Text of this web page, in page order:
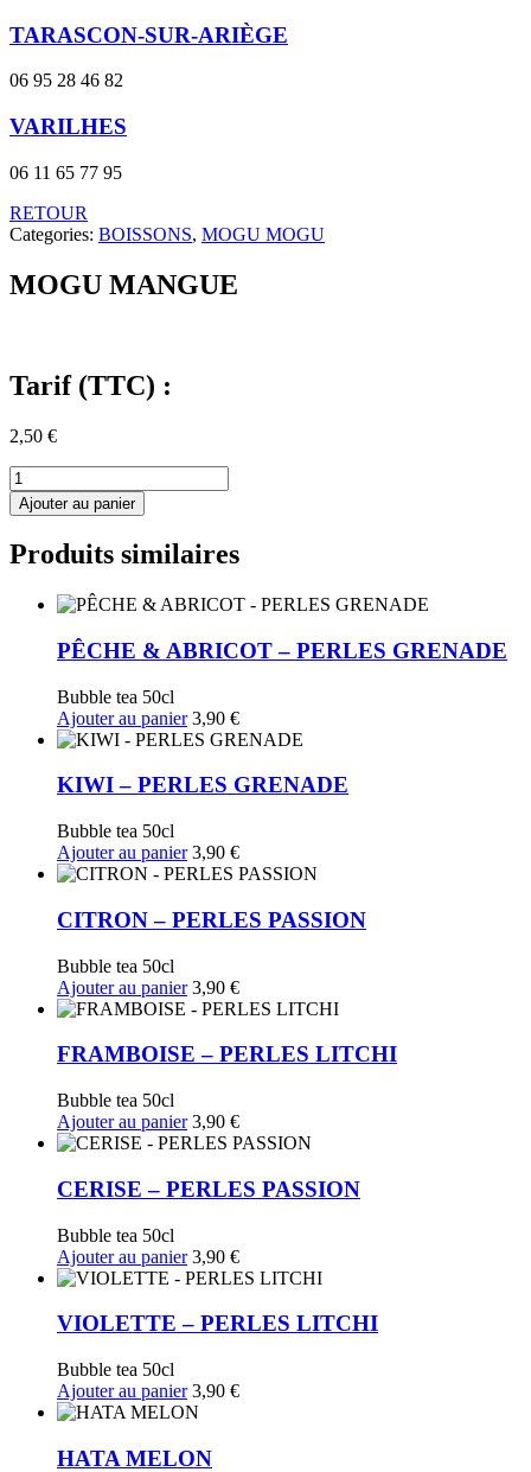
TARASCON-SUR-ARIÈGE
06 95 28 46 82
VARILHES
06 11 65 77 95
RETOUR
Categories: BOISSONS, MOGU MOGU
MOGU MANGUE
Tarif (TTC) :
2,50 €
quantité
de
MOGU
MANGUE
Ajouter au panier
Produits similaires
PÊCHE & ABRICOT – PERLES GRENADE
Bubble tea 50cl
Ajouter au panier 3,90 €
KIWI – PERLES GRENADE
Bubble tea 50cl
Ajouter au panier 3,90 €
CITRON – PERLES PASSION
Bubble tea 50cl
Ajouter au panier 3,90 €
FRAMBOISE – PERLES LITCHI
Bubble tea 50cl
Ajouter au panier 3,90 €
CERISE – PERLES PASSION
Bubble tea 50cl
Ajouter au panier 3,90 €
VIOLETTE – PERLES LITCHI
Bubble tea 50cl
Ajouter au panier 3,90 €
HATA MELON